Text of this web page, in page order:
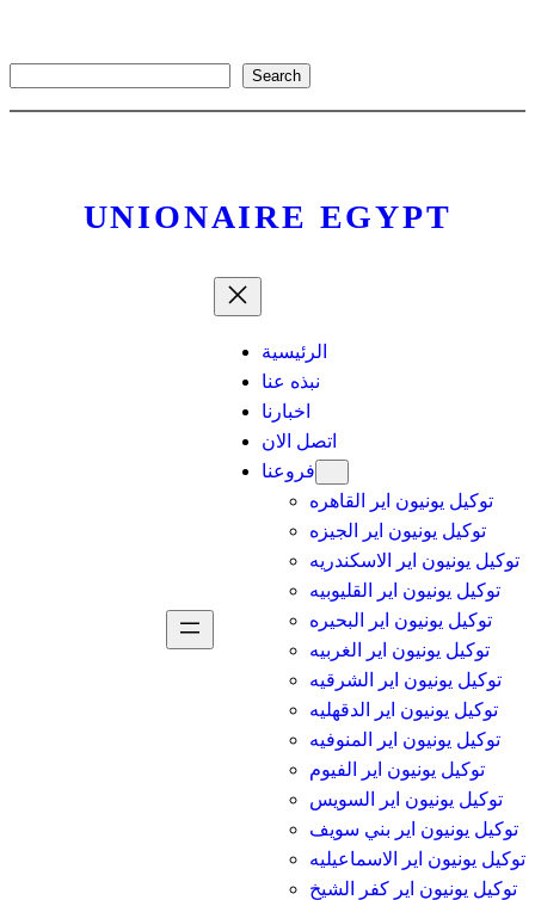
content
e
Search
UNIONAIRE EGYPT
الرئيسية
نبذه عنا
اخبارنا
اتصل الان
فروعنا
توكيل يونيون اير القاهره
توكيل يونيون اير الجيزه
توكيل يونيون اير الاسكندريه
توكيل يونيون اير القليوبيه
توكيل يونيون اير البحيره
توكيل يونيون اير الغربيه
توكيل يونيون اير الشرقيه
توكيل يونيون اير الدقهليه
توكيل يونيون اير المنوفيه
توكيل يونيون اير الفيوم
توكيل يونيون اير السويس
توكيل يونيون اير بني سويف
توكيل يونيون اير الاسماعيليه
توكيل يونيون اير كفر الشيخ